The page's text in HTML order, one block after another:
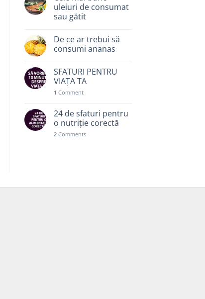
uleiuri de consumat
sau gătit
De ce ar trebui să
consumi ananas
SFATURI PENTRU
VIAȚA TA
1 Comment
24 de sfaturi pentru
o nutriție corectă
2Comments